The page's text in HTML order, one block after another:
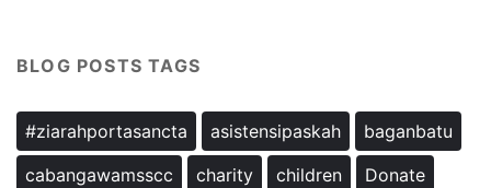
BLOG POSTS TAGS
#ziarahportasancta asistensipaskah
baganbatu
cabangawamsscc
charity children
Donate